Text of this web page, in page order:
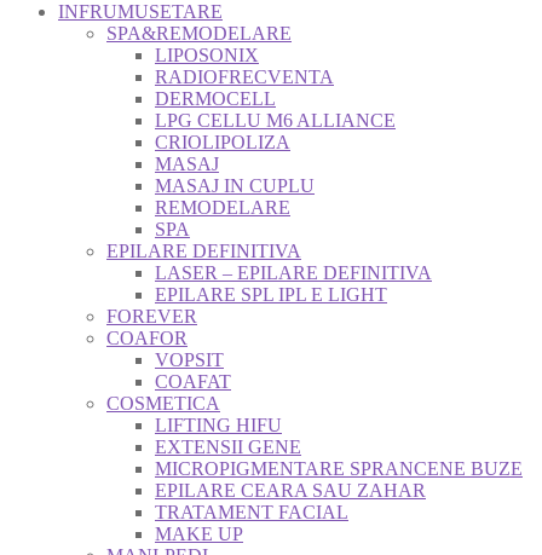
INFRUMUSETARE
SPA&REMODELARE
LIPOSONIX
RADIOFRECVENTA
DERMOCELL
LPG CELLU M6 ALLIANCE
CRIOLIPOLIZA
MASAJ
MASAJ IN CUPLU
REMODELARE
SPA
EPILARE DEFINITIVA
LASER – EPILARE DEFINITIVA
EPILARE SPL IPL E LIGHT
FOREVER
COAFOR
VOPSIT
COAFAT
COSMETICA
LIFTING HIFU
EXTENSII GENE
MICROPIGMENTARE SPRANCENE BUZE
EPILARE CEARA SAU ZAHAR
TRATAMENT FACIAL
MAKE UP